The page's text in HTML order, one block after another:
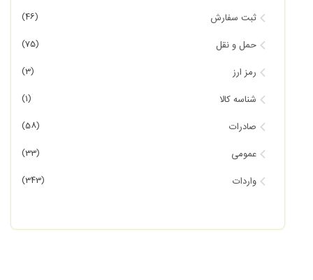
ثبت سفارش (46)
حمل و نقل (75)
رمز ارز (3)
شناسه کالا (1)
صادرات (58)
عمومی (33)
واردات (343)